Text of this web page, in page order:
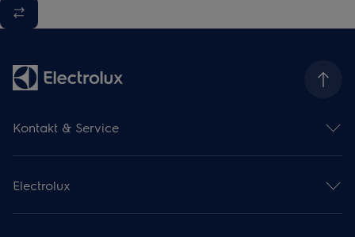
Kontakt & Service
Serviceübersicht
Reparaturservice
Garantieverlängerung
Electrolux